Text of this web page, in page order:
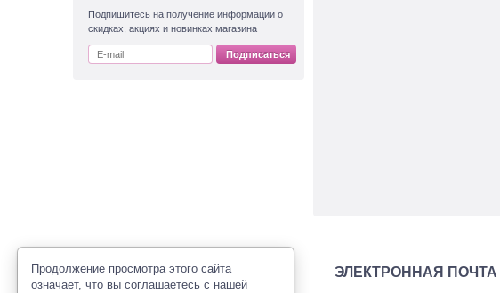
Подпишитесь на получение информации о
скидках, акциях и новинках магазина
Подписаться
ЭЛЕКТРОННАЯ ПОЧТА
Продолжение просмотра этого сайта
означает, что вы соглашаетесь с нашей